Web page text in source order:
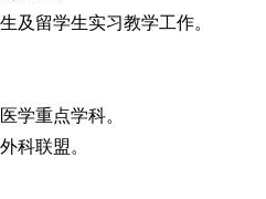
留学生实习教学工作。
重点学科。
联盟。